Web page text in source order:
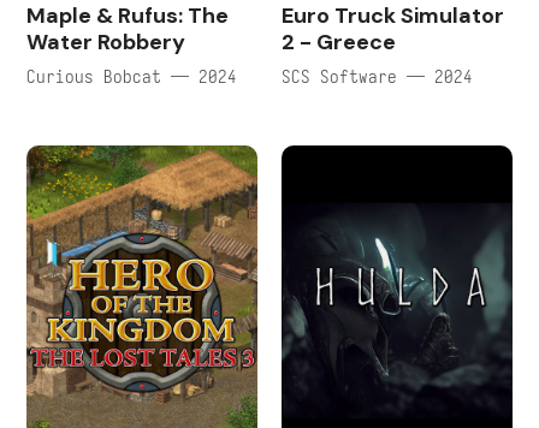
Maple & Rufus: The
Water Robbery
Curious Bobcat — 2024
Euro Truck Simulator
2 - Greece
SCS Software — 2024